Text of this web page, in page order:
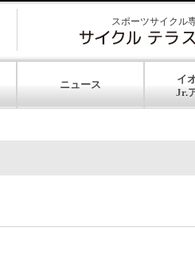
スポーツサイクル
ニュース イ